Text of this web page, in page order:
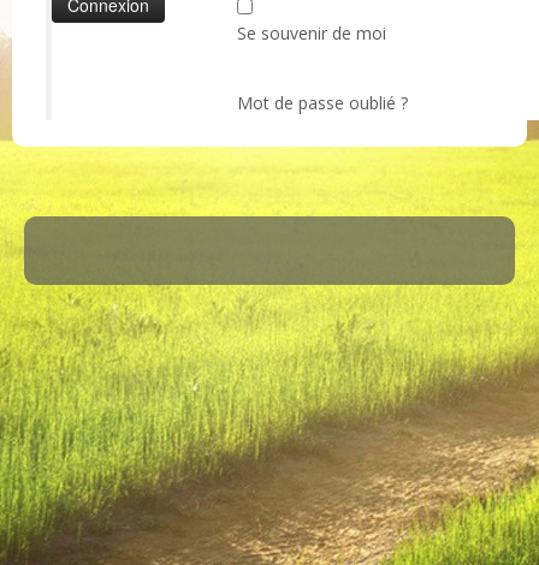
Se souvenir de moi
Mot de passe oublié ?